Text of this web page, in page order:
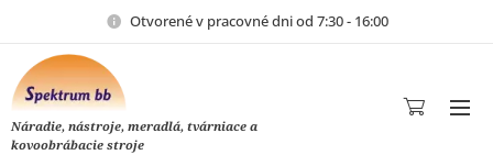
Otvorené v pracovné dni od 7:30 - 16:00
Náradie, nástroje, meradlá, tvárniace a
kovoobrábacie stroje